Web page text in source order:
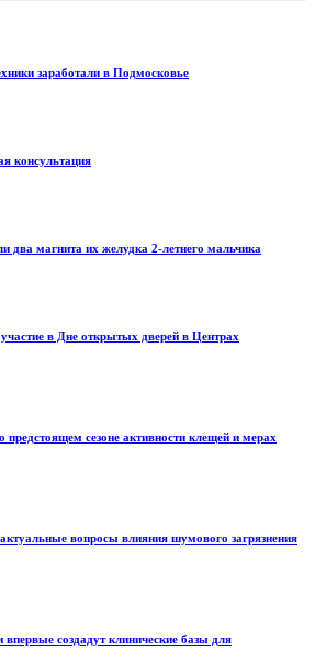
заработали в Подмосковье
консультация
два магнита их желудка 2-летнего мальчика
в Дне открытых дверей в Центрах
предстоящем сезоне активности клещей и мерах
вопросы влияния шумового загрязнения
создадут клинические базы для